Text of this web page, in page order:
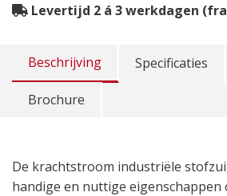
Levertijd 2 á 3 werkdagen
Beschrijving Specificaties
Brochure
De krachtstroom industriële
handige en nuttige eigenschappen